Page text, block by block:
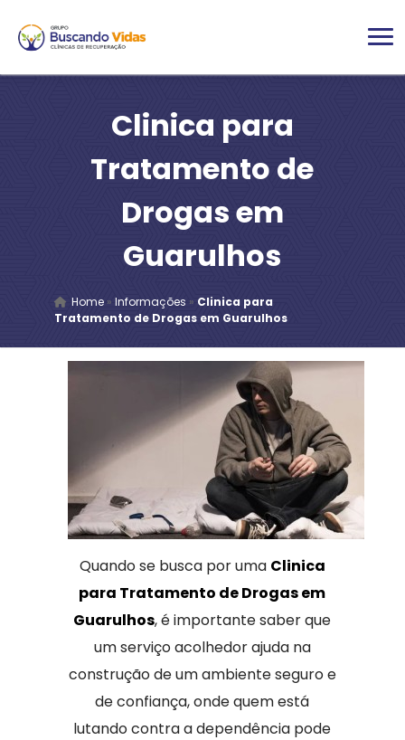
Clinica para
Tratamento de
Drogas em
Guarulhos
Home» Informações » Clinica para
Tratamento de Drogas em Guarulhos
Quando se busca por uma Clinica
para Tratamento de Drogas em
Guarulhos, é importante saber que
um serviço acolhedor ajuda na
construção de um ambiente seguro e
de confiança, onde quem está
lutando contra a dependência pode